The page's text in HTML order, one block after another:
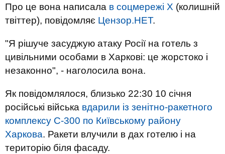
Про це вона написала в соцмережі Х (колишній
твіттер), повідомляє Цензор.НЕТ.
"Я рішуче засуджую атаку Росії на готель з
цивільними особами в Харкові: це жорстоко і
незаконно", - наголосила вона.
Як повідомлялося, близько 22:30 10 січня
російські війська вдарили із зенітно-ракетного
комплексу С-300 по Київському району
Харкова. Ракети влучили в дах готелю і на
територію біля фасаду.